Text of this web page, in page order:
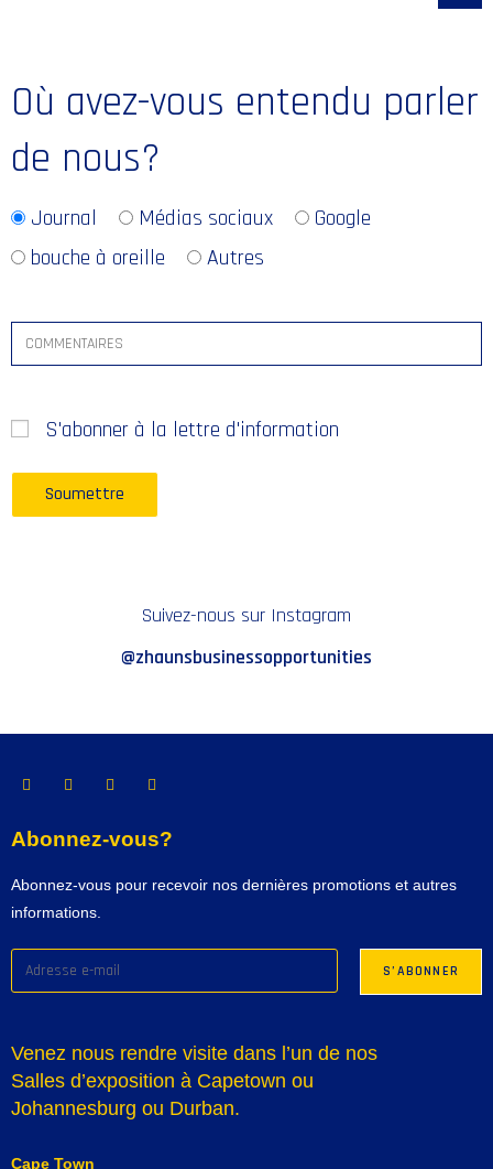
Où avez-vous entendu parler
de nous?
Journal Médias sociaux
Google
bouche à oreille
Autres
S'abonner à la lettre d'information
Suivez-nous sur Instagram
@zhaunsbusinessopportunities
Abonnez-vous?
Abonnez-vous pour recevoir nos dernières promotions et autres
informations.
Venez nous rendre visite dans l’un de nos
Salles d’exposition à Capetown ou
Johannesburg ou Durban.
Cape Town